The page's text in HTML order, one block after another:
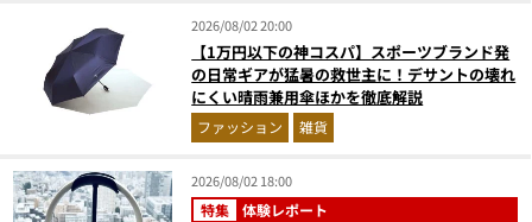
2026/08/02 20:00
【1万円以下の神コスパ】スポーツブランド発
の日常ギアが猛暑の救世主に！デサントの壊れ
にくい晴雨兼用傘ほかを徹底解説
ファッション 雑貨
2026/08/02 18:00
特集 体験レポート